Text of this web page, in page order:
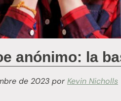
anónimo: la
de 2023 porKevin Nicholls